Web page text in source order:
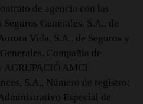
de agencia con las
Generales, S.A., de
Vida, S.A., de Seguros y
Compañía de
AGRUPACIÓ AMCI
S.A., Número de registro:
Especial de